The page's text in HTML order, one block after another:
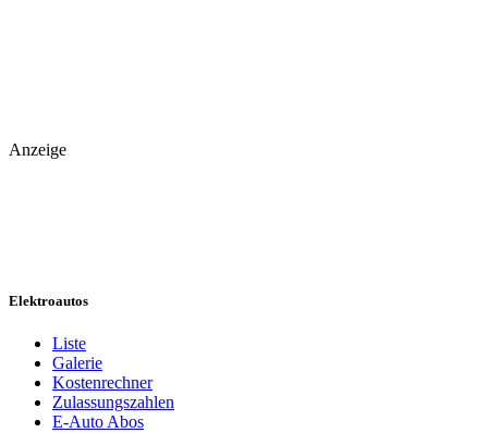
Anzeige
Elektroautos
Liste
Galerie
Kostenrechner
Zulassungszahlen
E-Auto Abos